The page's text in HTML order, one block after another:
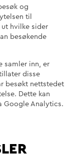
og
til
hvilke sider
besøkende
samler inn, er
disse
besøkt nettstedet
Dette kan
Google Analytics.